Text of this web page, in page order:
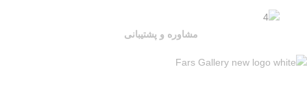
مشاوره و پشتیبانی